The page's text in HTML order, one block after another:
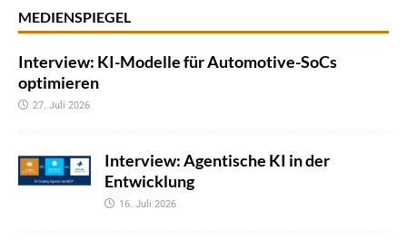
MEDIENSPIEGEL
Interview: KI-Modelle für Automotive-SoCs
optimieren
27. Juli 2026
Interview: Agentische KI in der
Entwicklung
16. Juli 2026